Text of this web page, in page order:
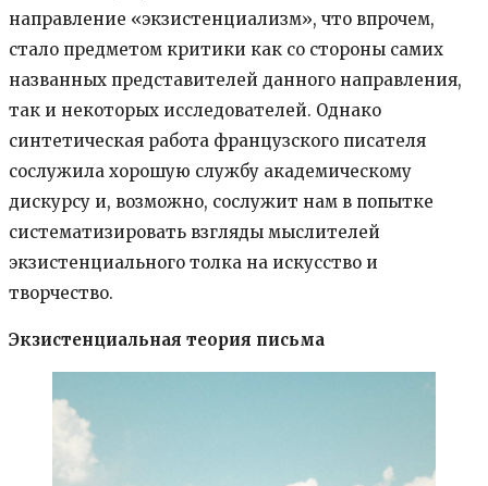
направление «экзистенциализм», что впрочем,
стало предметом критики как со стороны самих
названных представителей данного направления,
так и некоторых исследователей. Однако
синтетическая работа французского писателя
сослужила хорошую службу академическому
дискурсу и, возможно, сослужит нам в попытке
систематизировать взгляды мыслителей
экзистенциального толка на искусство и
творчество.
Экзистенциальная теория письма